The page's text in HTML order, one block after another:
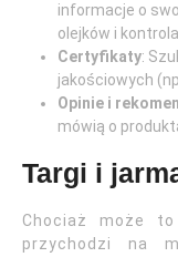
informacje o
olejków i
Certyfikaty:
jakościowych
Opinie i
mówią o
Targi i
Chociaż może
przychodzi na